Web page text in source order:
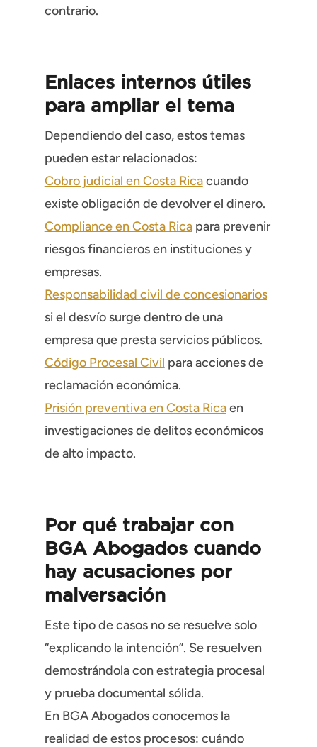
contrario.
Enlaces internos útiles
para ampliar el tema
Dependiendo del caso, estos temas
pueden estar relacionados:
Cobro judicial en Costa Ricacuando
existe obligación de devolver el dinero.
Compliance en Costa Ricapara prevenir
riesgos financieros en instituciones y
empresas.
Responsabilidad civil de concesionarios
si el desvío surge dentro de una
empresa que presta servicios públicos.
Código Procesal Civil para acciones de
reclamación económica.
Prisión preventiva en Costa Ricaen
investigaciones de delitos económicos
de alto impacto.
Por qué trabajar con
BGA Abogados cuando
hay acusaciones por
malversación
Este tipo de casos no se resuelve solo
“explicando la intención”. Se resuelven
demostrándola con estrategia procesal
y prueba documental sólida.
En BGA Abogados conocemos la
realidad de estos procesos: cuándo